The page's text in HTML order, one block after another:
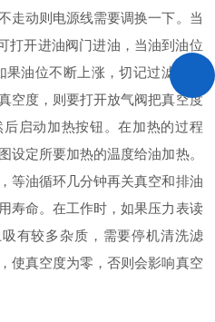
走动则电源线需要调换一下。当
打开进油阀门进油，当油到油位
油位不断上涨，切记过滤的油
空度，则要打开放气阀把真空度
启动加热按钮。在加热的过程
设定所要加热的温度给油加热。
等油循环几分钟再关真空和排油
寿命。在工作时，如果压力表读
有较多杂质，需要停机清洗滤
使真空度为零，否则会影响真空